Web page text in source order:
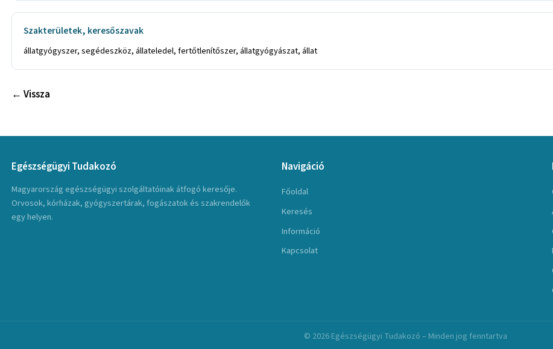
Szakterületek, keresőszavak
állatgyógyszer, segédeszköz, állateledel, fertőtlenítőszer, állatgyógyászat, állat
← Vissza
Egészségügyi Tudakozó
Magyarország egészségügyi szolgáltatóinak átfogó keresője.
Orvosok, kórházak, gyógyszertárak, fogászatok és szakrendelők
egy helyen.
Navigáció
Főoldal
Keresés
Információ
Kapcsolat
© 2026 Egészségügyi Tudakozó – Minden jog fenntartva